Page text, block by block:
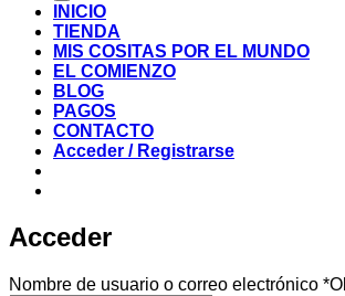
INICIO
TIENDA
MIS COSITAS POR EL MUNDO
EL COMIENZO
BLOG
PAGOS
CONTACTO
Acceder / Registrarse
Acceder
Nombre de usuario o correo electrónico *